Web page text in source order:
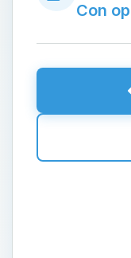
Con